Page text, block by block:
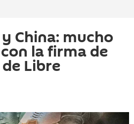
China: mucho
la firma de
Libre